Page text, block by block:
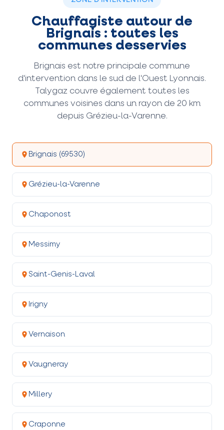
Chauffagiste autour de
Brignais : toutes les
communes desservies
Brignais est notre principale commune
d'intervention dans le sud de l'Ouest Lyonnais.
Talygaz couvre également toutes les
communes voisines dans un rayon de 20 km
depuis Grézieu-la-Varenne.
Brignais (69530)
Grézieu-la-Varenne
Chaponost
Messimy
Saint-Genis-Laval
Irigny
Vernaison
Vaugneray
Millery
Craponne